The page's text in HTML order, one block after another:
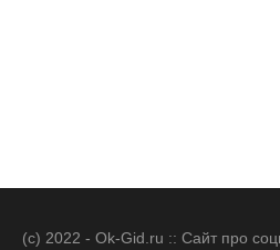
(c) 2022 - Ok-Gid.ru :: Сайт про